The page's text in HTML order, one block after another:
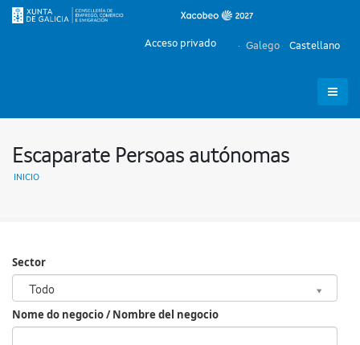
Galego Castellano
Acceso privado
Escaparate Persoas autónomas
INICIO
Sector
Todo
Sector
Nome do negocio / Nombre del negocio